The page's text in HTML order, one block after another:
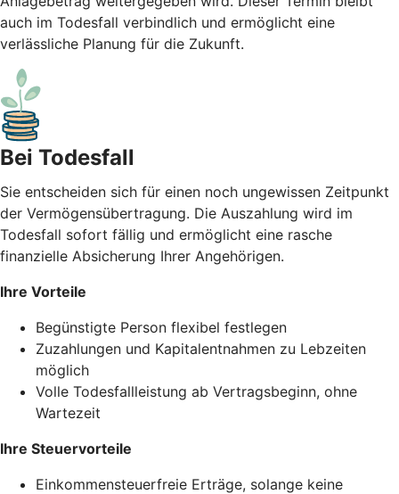
auch im Todesfall verbindlich und ermöglicht eine
verlässliche Planung für die Zukunft.
Bei Todesfall
Sie entscheiden sich für einen noch ungewissen Zeitpunkt
der Vermögensübertragung. Die Auszahlung wird im
Todesfall sofort fällig und ermöglicht eine rasche
finanzielle Absicherung Ihrer Angehörigen.
Ihre Vorteile
Begünstigte Person flexibel festlegen
Zuzahlungen und Kapitalentnahmen zu Lebzeiten
möglich
Volle Todesfallleistung ab Vertragsbeginn, ohne
Wartezeit
Ihre Steuervorteile
Einkommensteuerfreie Erträge, solange keine